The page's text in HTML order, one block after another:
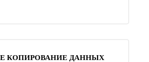
КОПИРОВАНИЕ ДАННЫХ